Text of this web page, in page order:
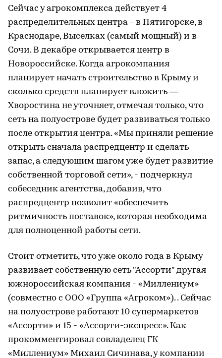
Сейчас у агрокомплекса действует 4
распределительных центра - в Пятигорске, в
Краснодаре, Выселках (самый мощный) и в
Сочи. В декабре открывается центр в
Новороссийске. Когда агрокомпания
планирует начать строительство в Крыму и
сколько средств планирует вложить —
Хворостина не уточняет, отмечая только, что
сеть на полуострове будет развиваться только
после открытия центра. «Мы приняли решение
открыть сначала распредцентр и сделать
запас, а следующим шагом уже будет развитие
собственной торговой сети», - подчеркнул
собеседник агентства, добавив, что
распредцентр позволит «обеспечить
ритмичность поставок», которая необходима
для полноценной работы сети.
Стоит отметить, что уже около года в Крыму
развивает собственную сеть "Ассорти" другая
южнороссийская компания - «Миллениум»
(совместно с ООО «Группа «Агроком»). . Сейчас
на полуострове работают 10 супермаркетов
«Ассорти» и 15 - «Ассорти-экспресс». Как
прокомментировал совладелец ГК
«Миллениум» Михаил Сичинава, у компании